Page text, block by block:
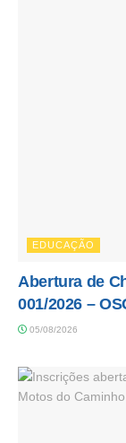
EDUCAÇÃO
Abertura de
001/2026 –
05/08/2026